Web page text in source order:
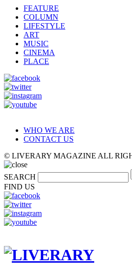
FEATURE
COLUMN
LIFESTYLE
ART
MUSIC
CINEMA
PLACE
WHO WE ARE
CONTACT US
© LIVERARY MAGAZINE ALL
SEARCH
FIND US